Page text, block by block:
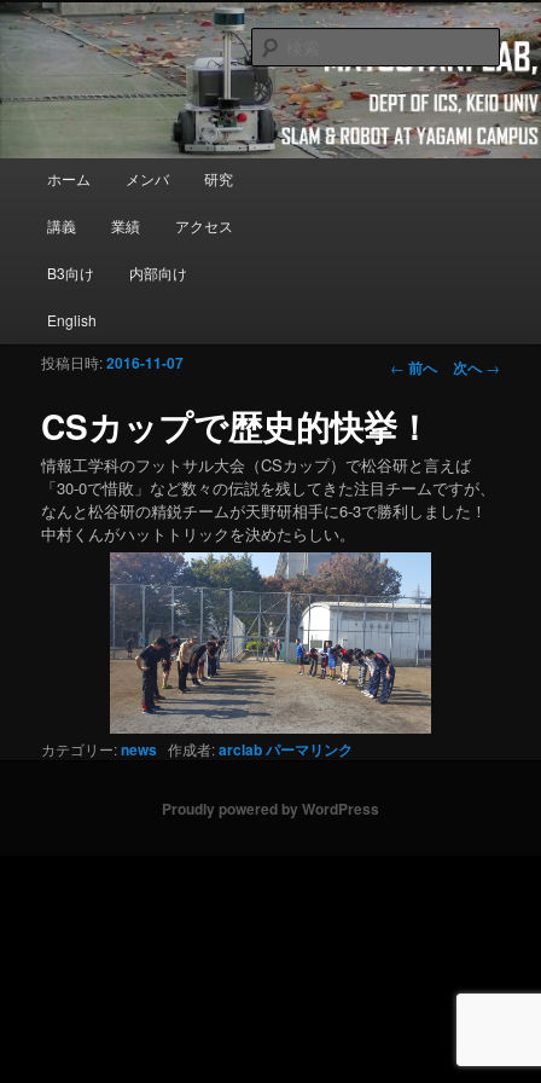
メインコンテンツへ移動
Matsutani Lab
Department of Information and Computer Science, Keio University
検
索
メインメニュー
ホーム メンバ 研究
講義 業績 アクセス
B3向け 内部向け
English
投稿ナビゲーシ
← 前へ 次へ→
CSカップで歴史的快挙！
投稿日時:2016-11-07
情報工学科のフットサル大会（CSカップ）で松谷研と言えば
「30-0で惜敗」など数々の伝説を残してきた注目チームですが、
なんと松谷研の精鋭チームが天野研相手に6-3で勝利しました！
中村くんがハットトリックを決めたらしい。
カテゴリー:news 作成者:arclabパーマリンク
Proudly powered by WordPress